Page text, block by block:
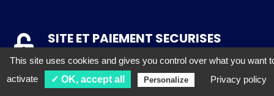
SITE ET PAIEMENT SECURISES
Visitez et achetez en toute tranquillité !
This site uses cookies and gives you control over what you want
activate
✓ OK, accept all Personalize Privacy policy